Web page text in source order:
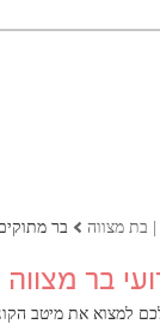
| בת מצווה בר
בר מצווה
למצוא את מיטב